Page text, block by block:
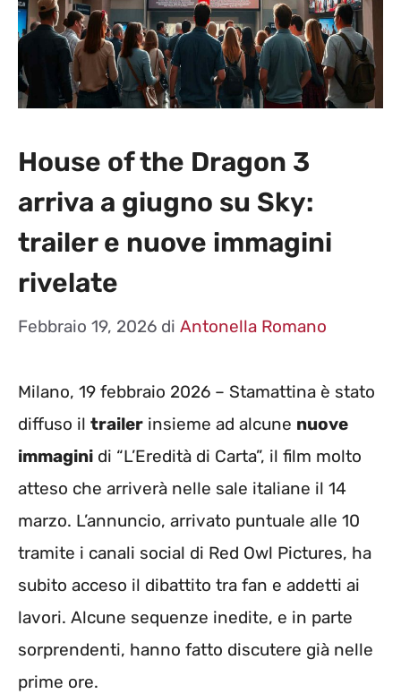
House of the Dragon 3
arriva a giugno su Sky:
trailer e nuove immagini
rivelate
Febbraio 19, 2026 di Antonella Romano
Milano, 19 febbraio 2026 – Stamattina è stato
diffuso il trailer insieme ad alcune nuove
immagini di “L’Eredità di Carta”, il film molto
atteso che arriverà nelle sale italiane il 14
marzo. L’annuncio, arrivato puntuale alle 10
tramite i canali social di Red Owl Pictures, ha
subito acceso il dibattito tra fan e addetti ai
lavori. Alcune sequenze inedite, e in parte
sorprendenti, hanno fatto discutere già nelle
prime ore.